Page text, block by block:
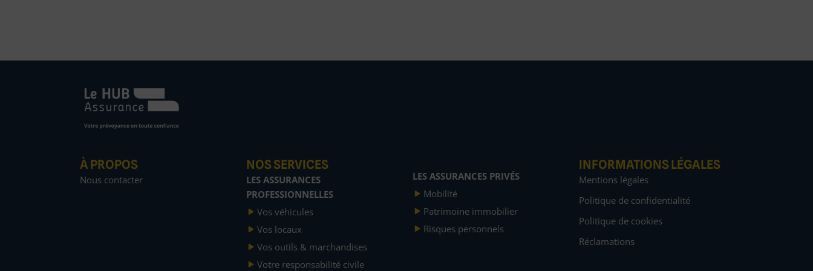
À PROPOS
Nous contacter
NOS SERVICES
LES ASSURANCES
PROFESSIONNELLES
Vos véhicules
Vos locaux
Vos outils & marchandises
Votre responsabilité civile
LES ASSURANCES PRIVÉS
Mobilité
Patrimoine immobilier
Risques personnels
INFORMATIONS LÉGALES
Mentions légales
Politique de confidentialité
Politique de cookies
Réclamations